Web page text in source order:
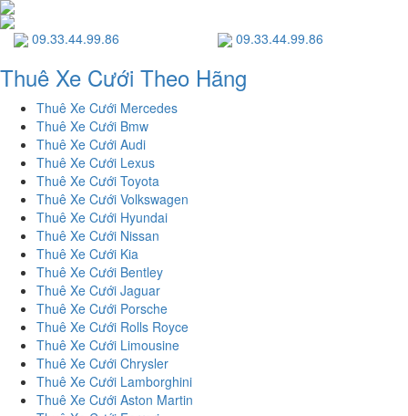
09.33.44.99.86 09.33.44.99.86
Thuê Xe Cưới Theo Hãng
Thuê Xe Cưới Mercedes
Thuê Xe Cưới Bmw
Thuê Xe Cưới Audi
Thuê Xe Cưới Lexus
Thuê Xe Cưới Toyota
Thuê Xe Cưới Volkswagen
Thuê Xe Cưới Hyundai
Thuê Xe Cưới Nissan
Thuê Xe Cưới Kia
Thuê Xe Cưới Bentley
Thuê Xe Cưới Jaguar
Thuê Xe Cưới Porsche
Thuê Xe Cưới Rolls Royce
Thuê Xe Cưới Limousine
Thuê Xe Cưới Chrysler
Thuê Xe Cưới Lamborghini
Thuê Xe Cưới Aston Martin